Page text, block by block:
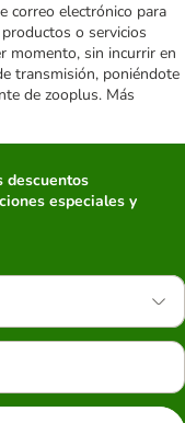
correo electrónico para
o servicios
momento, sin incurrir en
transmisión, poniéndote
de zooplus. Más
descuentos
especiales y